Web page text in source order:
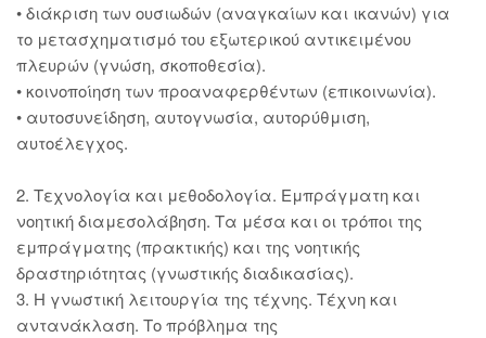
• διάκριση των ουσιωδών (αναγκαίων και ικανών) για
το μετασχηματισμό του εξωτερικού αντικειμένου
πλευρών (γνώση, σκοποθεσία).
• κοινοποίηση των προαναφερθέντων (επικοινωνία).
• αυτοσυνείδηση, αυτογνωσία, αυτορύθμιση,
αυτοέλεγχος.
2. Τεχνολογία και μεθοδολογία. Εμπράγματη και
νοητική διαμεσολάβηση. Τα μέσα και οι τρόποι της
εμπράγματης (πρακτικής) και της νοητικής
δραστηριότητας (γνωστικής διαδικασίας).
3. Η γνωστική λειτουργία της τέχνης. Τέχνη και
αντανάκλαση. Το πρόβλημα της